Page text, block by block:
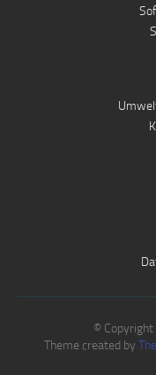
©
Theme created by